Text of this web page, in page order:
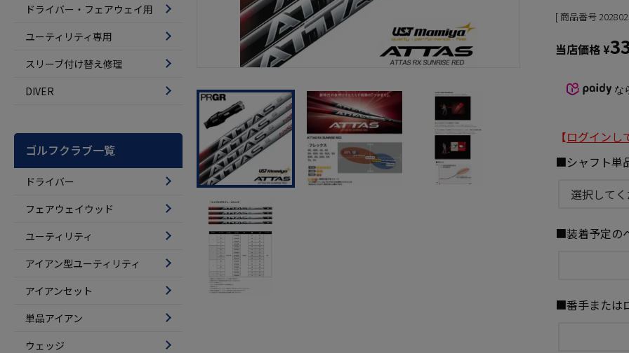
ドライバー・フェアウェイ用
ユーティリティ専用
スリーブ付け替え修理
DIVER
ゴルフクラブ一覧
ドライバー
フェアウェイウッド
ユーティリティ
アイアン型ユーティリティ
アイアンセット
単品アイアン
ウェッジ
商品番号
当店価格¥
な
【ログインし
■シャフト単
■装着予定の
■番手または